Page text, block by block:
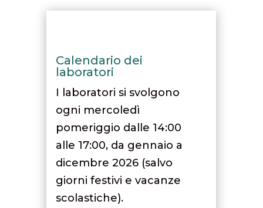
Calendario dei
laboratori
I laboratori si svolgono
ogni mercoledì
pomeriggio dalle 14:00
alle 17:00, da gennaio a
dicembre 2026 (salvo
giorni festivi e vacanze
scolastiche).